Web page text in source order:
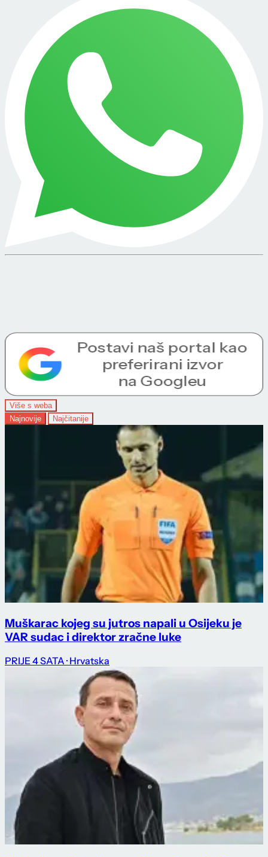
Više s weba
Najnovije
Najčitanije
Muškarac kojeg su jutros napali u Osijeku je
VAR sudac i direktor zračne luke
PRIJE 4 SATA · Hrvatska